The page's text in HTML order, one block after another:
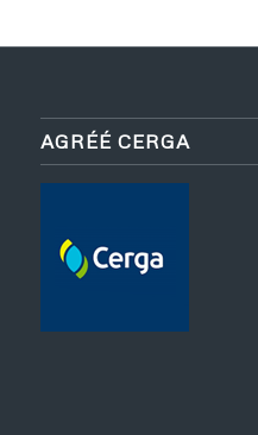
AGRÉÉ CERGA